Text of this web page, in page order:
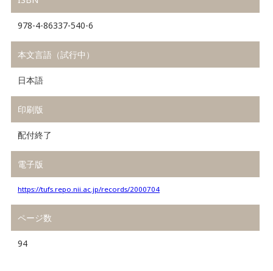
978-4-86337-540-6
本文言語（試行中）
日本語
印刷版
配付終了
電子版
https://tufs.repo.nii.ac.jp/records/2000704
ページ数
94